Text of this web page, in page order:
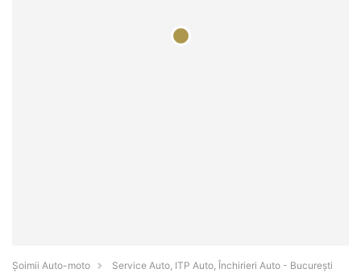
Șoimii Auto-moto
Service Auto, ITP Auto, Închirieri Auto - Bucureşti